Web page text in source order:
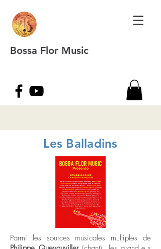
Bossa Flor Music
Les Balladins
Parmi les sources musicales multiples de